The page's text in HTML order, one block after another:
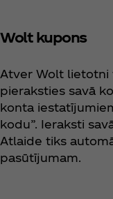
Wolt kupons
Atver Wolt lietotni
pieraksties savā
konta
kodu”. Ieraksti
Atlaide tiks
pasūtījumam.